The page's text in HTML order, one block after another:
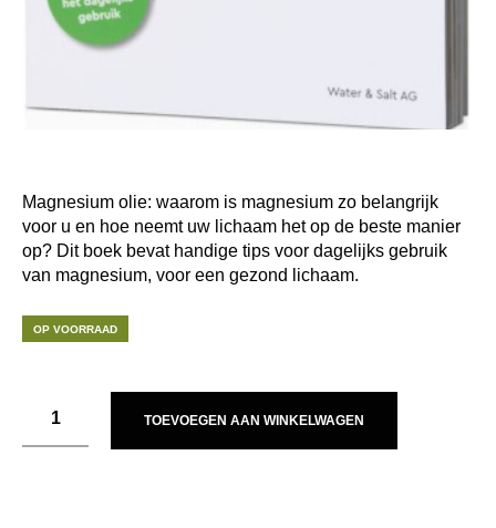
Magnesium olie: waarom is magnesium zo belangrijk
voor u en hoe neemt uw lichaam het op de beste manier
op? Dit boek bevat handige tips voor dagelijks gebruik
van magnesium, voor een gezond lichaam.
OP VOORRAAD
TOEVOEGEN AAN WINKELWAGEN